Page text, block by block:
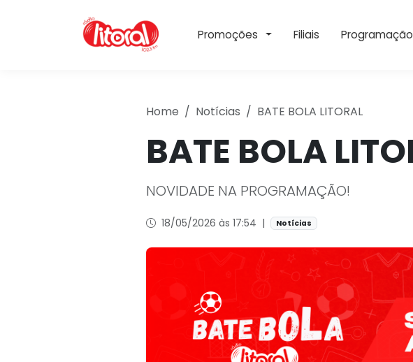
Promoções Toggle Dropdown
Filiais Programação
Home Notícias BATE BOLA LITORAL
BATE BOLA
NOVIDADE NA PROGRAMAÇÃO!
18/05/2026 às 17:54 | Notícias